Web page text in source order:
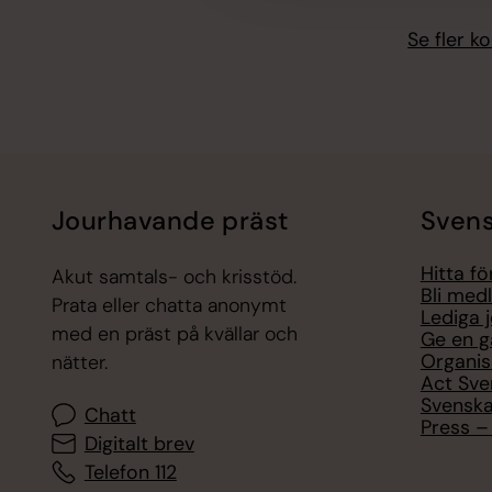
Se fler
Jourhavande präst
Akut samtals- och krisstöd.
Prata eller chatta anonymt
med en präst på kvällar och
nätter.
Chatt
Digitalt brev
Telefon 112
Hitta
Bli
Lediga
Ge en
Act
Press